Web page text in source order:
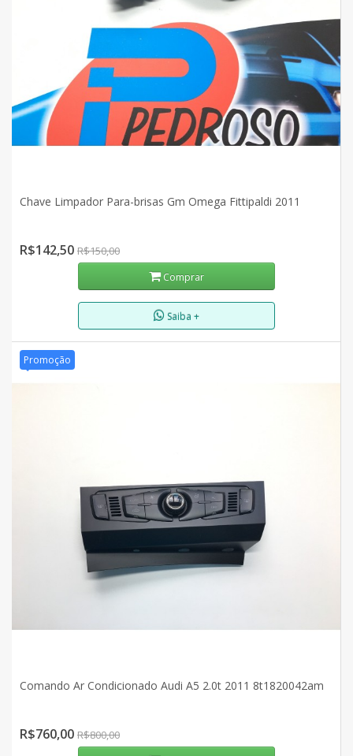
Chave Limpador Para-brisas Gm Omega Fittipaldi 2011
R$142,50 R$150,00
Comprar
Saiba +
Promoção
Comando Ar Condicionado Audi A5 2.0t 2011 8t1820042am
R$760,00 R$800,00